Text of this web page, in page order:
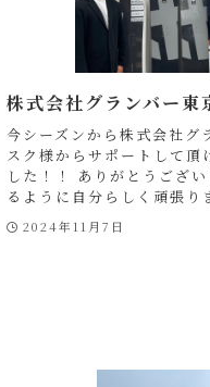
株式会社グランバー東
今シーズンから株式会社グ
スク様からサポートして頂
した！！ ありがとうござ
るように自分らしく頑張り
2024年11月7日